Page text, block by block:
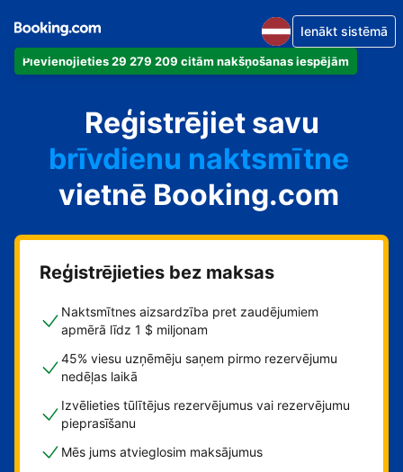
Pievienojieties 29 279 209 citām nakšņošanas iespējām
Ienākt sistēmā
Reģistrējiet savu
dzīvokli
viesnīcu
brīvdienu naktsmītne
viesu namu
pansiju
vietnē Booking.com
Reģistrējieties bez maksas
Naktsmītnes aizsardzība pret zaudējumiem
apmērā līdz 1 $ miljonam
45% viesu uzņēmēju saņem pirmo rezervējumu
nedēļas laikā
Izvēlieties tūlītējus rezervējumus vai rezervējumu
pieprasīšanu
Mēs jums atvieglosim maksājumus